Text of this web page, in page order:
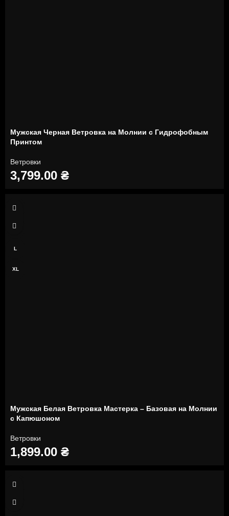
Мужская Черная Ветровка на Молнии с Гидрофобным
Принтом
Ветровки
3,799.00 ₴
S
M
L
XL
Мужская Белая Ветровка Мастерка – Базовая на Молнии
с Капюшоном
Ветровки
1,899.00 ₴
S
M